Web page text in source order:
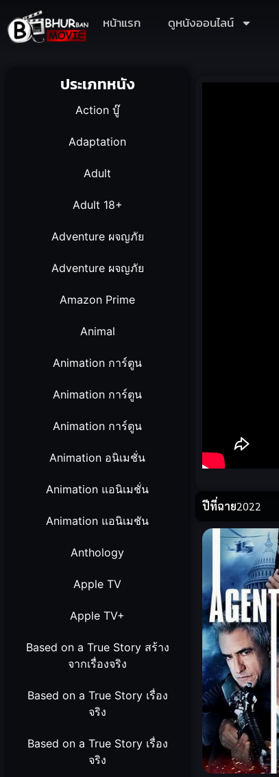
หน้าแรก ดูหนังออนไลน์
ประเภทหนัง
Action บู๊
Adaptation
Adult
Adult 18+
Adventure ผจญภัย
Adventure ผจญภัย
Amazon Prime
Animal
Animation การ์ตูน
Animation การ์ตูน
Animation การ์ตูน
Animation อนิเมชั่น
Animation แอนิเมชั่น
Animation แอนิเมชัน
Anthology
Apple TV
Apple TV+
Based on a True Story สร้าง
จากเรื่องจริง
Based on a True Story เรื่อง
จริง
Based on a True Story เรื่อง
จริง
ปีที่ฉาย2022